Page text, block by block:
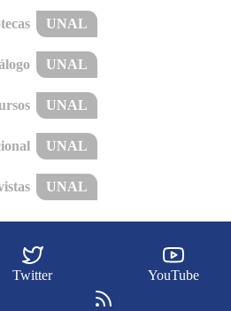
UNAL
UNAL
UNAL
UNAL
UNAL
Twitter YouTube